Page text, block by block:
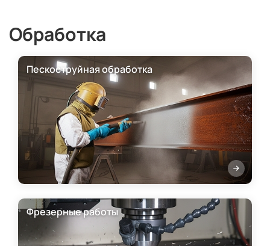
Обработка
Пескоструйная обработка
Фрезерные работы